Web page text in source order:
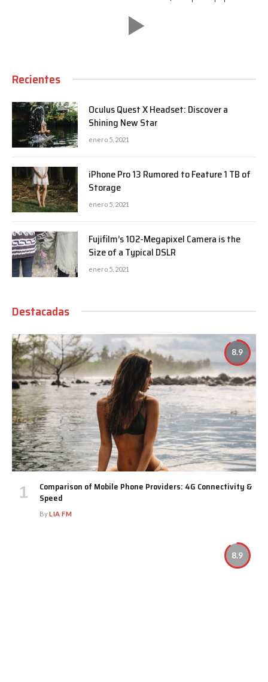
Recientes
Oculus Quest X Headset: Discover a
Shining New Star
enero 5, 2021
iPhone Pro 13 Rumored to Feature 1 TB of
Storage
enero 5, 2021
Fujifilm’s 102-Megapixel Camera is the
Size of a Typical DSLR
enero 5, 2021
Destacadas
8.9
Comparison of Mobile Phone Providers: 4G Connectivity &
Speed
ByLIA FM
8.9